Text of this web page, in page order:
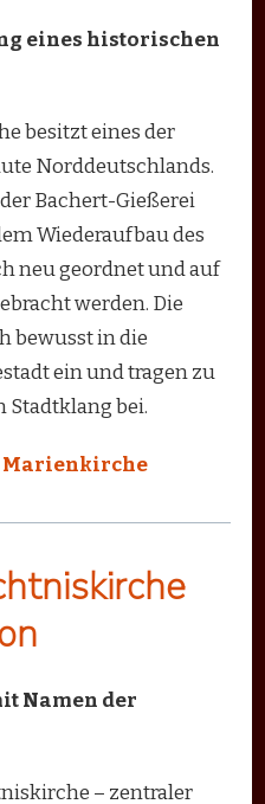
eines historischen
besitzt eines der
Norddeutschlands.
Bachert-Gießerei
Wiederaufbau des
neu geordnet und auf
werden. Die
bewusst in die
ein und tragen zu
bei.
Marienkirche
Namen der
– zentraler